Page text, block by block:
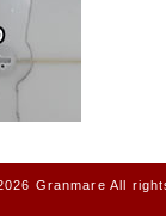
Granmare All